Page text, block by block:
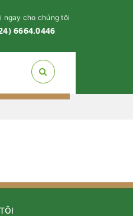
ngay cho chúng tôi
6664.0446